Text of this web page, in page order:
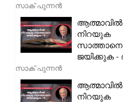
സാക് പുന്നൻ
ആത്മാവിൽ
നിറയുക
സാത്താനെ
ജയിക്കുക -
സാക് പുന്നൻ
ആത്മാവിൽ
നിറയുക